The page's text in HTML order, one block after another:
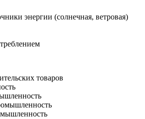
энергии (солнечная, ветровая)
товаров